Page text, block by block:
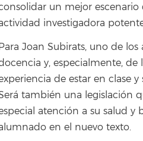
un mejor
investigadora
Joan Subirats, uno de los
y, especialmente,
de estar en clase
también una legislación
atención a su salud y
en el nuevo texto.